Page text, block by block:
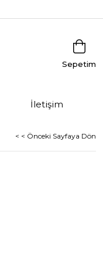
Sepetim
İletişim
< < Önceki Sayfaya Dön